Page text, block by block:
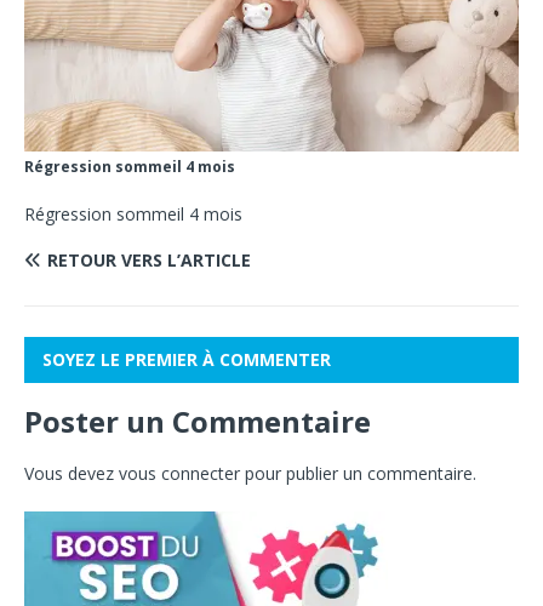
Régression sommeil 4 mois
Régression sommeil 4 mois
RETOUR VERS L’ARTICLE
SOYEZ LE PREMIER À COMMENTER
Poster un Commentaire
Vous devez vous connecter pour publier un commentaire.